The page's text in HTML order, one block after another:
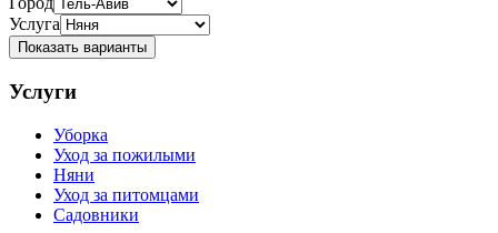
Услуга
Показать варианты
Услуги
Уборка
Уход за пожилыми
Няни
Уход за питомцами
Садовники